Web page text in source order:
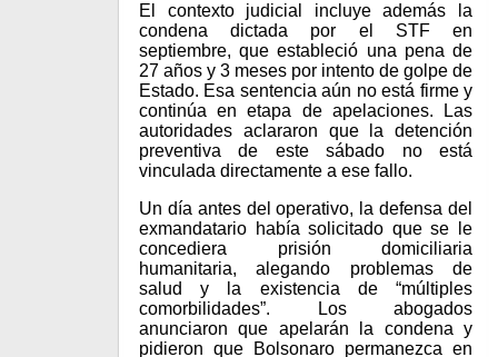
El contexto judicial incluye además la
condena dictada por el STF en
septiembre, que estableció una pena de
27 años y 3 meses por intento de golpe de
Estado. Esa sentencia aún no está firme y
continúa en etapa de apelaciones. Las
autoridades aclararon que la detención
preventiva de este sábado no está
vinculada directamente a ese fallo.
Un día antes del operativo, la defensa del
exmandatario había solicitado que se le
concediera prisión domiciliaria
humanitaria, alegando problemas de
salud y la existencia de “múltiples
comorbilidades”. Los abogados
anunciaron que apelarán la condena y
pidieron que Bolsonaro permanezca en